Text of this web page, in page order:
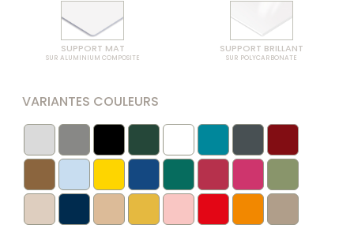
SUPPORT MAT
SUR ALUMINIUM COMPOSITE
SUPPORT BRILLANT
SUR POLYCARBONATE
VARIANTES COULEURS